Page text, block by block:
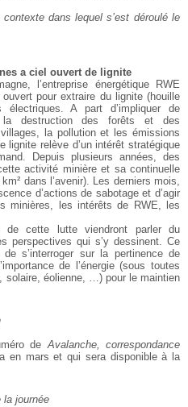
dans lequel s’est déroulé le
a ciel ouvert de lignite
l’entreprise énergétique RWE
pour extraire du lignite (houille
électriques. A part d’impliquer de
la destruction des forêts et des
la pollution et les émissions
lignite relève d’un intérêt stratégique
Depuisplusieurs années, des
activité minière et sa continuelle
dans l’avenir). Les derniers mois,
d’actions de sabotage et d’agir
minières, les intérêts de RWE, les
de cette lutte viendront parler du
perspectives qui s’y dessinent. Ce
de s’interroger sur la pertinence de
l’importance de l’énergie (sous toutes
solaire, éolienne, …) pour le maintien
deAvalanche, correspondance
en mars et qui sera disponible à la
la journée